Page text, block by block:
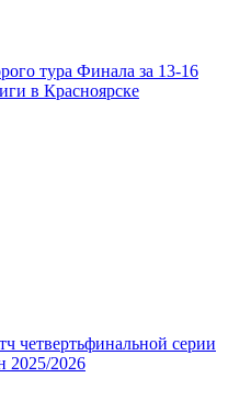
тура Финала за 13-16
в Красноярске
четвертьфинальной серии
2025/2026